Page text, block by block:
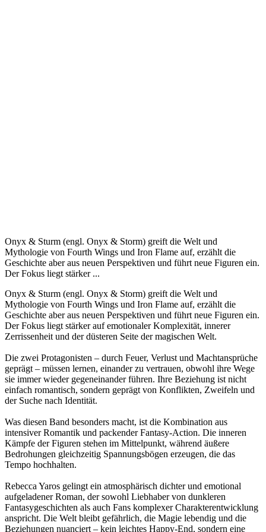
Onyx & Sturm (engl. Onyx & Storm) greift die Welt und
Mythologie von Fourth Wings und Iron Flame auf, erzählt die
Geschichte aber aus neuen Perspektiven und führt neue Figuren ein.
Der Fokus liegt stärker ...
Onyx & Sturm (engl. Onyx & Storm) greift die Welt und
Mythologie von Fourth Wings und Iron Flame auf, erzählt die
Geschichte aber aus neuen Perspektiven und führt neue Figuren ein.
Der Fokus liegt stärker auf emotionaler Komplexität, innerer
Zerrissenheit und der düsteren Seite der magischen Welt.
Die zwei Protagonisten – durch Feuer, Verlust und Machtansprüche
geprägt – müssen lernen, einander zu vertrauen, obwohl ihre Wege
sie immer wieder gegeneinander führen. Ihre Beziehung ist nicht
einfach romantisch, sondern geprägt von Konflikten, Zweifeln und
der Suche nach Identität.
Was diesen Band besonders macht, ist die Kombination aus
intensiver Romantik und packender Fantasy-Action. Die inneren
Kämpfe der Figuren stehen im Mittelpunkt, während äußere
Bedrohungen gleichzeitig Spannungsbögen erzeugen, die das
Tempo hochhalten.
Rebecca Yaros gelingt ein atmosphärisch dichter und emotional
aufgeladener Roman, der sowohl Liebhaber von dunkleren
Fantasygeschichten als auch Fans komplexer Charakterentwicklung
anspricht. Die Welt bleibt gefährlich, die Magie lebendig und die
Beziehungen nuanciert – kein leichtes Happy-End, sondern eine